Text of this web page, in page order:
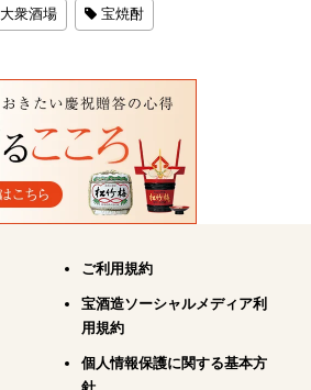
大衆酒場 宝焼酎
ご利用規約
宝酒造ソーシャルメディア利
用規約
個人情報保護に関する基本方